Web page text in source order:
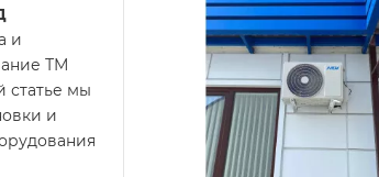
и
ТМ
статье мы
и